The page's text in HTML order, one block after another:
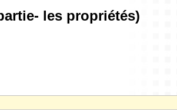
les propriétés)